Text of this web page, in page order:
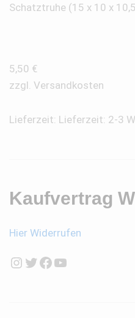
Schatztruhe (15 x 10 x
5,50 €
zzgl. Versandkosten
Lieferzeit: Lieferzeit: 2-3
Kaufvertrag
Hier Widerrufen
Instagram
Twitter
Facebook
YouTube